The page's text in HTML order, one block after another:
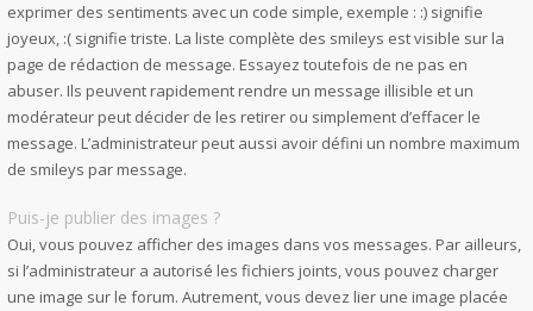
exprimer des sentiments avec un code simple, exemple : :) signifie
joyeux, :( signifie triste. La liste complète des smileys est visible sur la
page de rédaction de message. Essayez toutefois de ne pas en
abuser. Ils peuvent rapidement rendre un message illisible et un
modérateur peut décider de les retirer ou simplement d’effacer le
message. L’administrateur peut aussi avoir défini un nombre maximum
de smileys par message.
Puis-je publier des images ?
Oui, vous pouvez afficher des images dans vos messages. Par ailleurs,
si l’administrateur a autorisé les fichiers joints, vous pouvez charger
une image sur le forum. Autrement, vous devez lier une image placée